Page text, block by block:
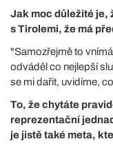
Jak moc důležité je,
s Tirolemi, že má
"Samozřejmě to
odváděl co nejlepší
se mi dařit, uvidíme,
To, že chytáte
reprezentační
je jistě také meta,